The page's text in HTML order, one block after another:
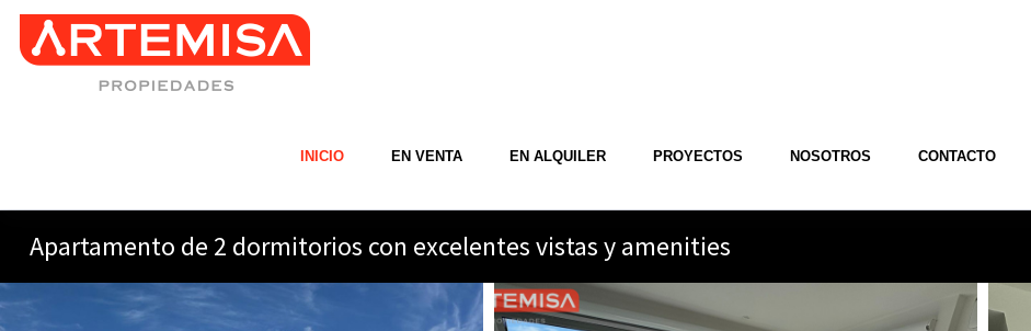
INICIO EN VENTA EN ALQUILER PROYECTOS NOSOTROS CONTACTO
Apartamento de 2 dormitorios con excelentes vistas y amenities